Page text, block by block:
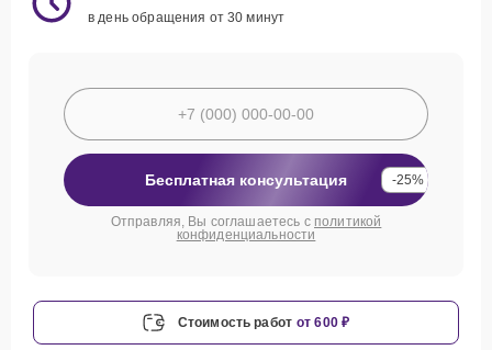
в день обращения от 30 минут
Бесплатная консультация -25%
Отправляя, Вы соглашаетесь с политикой
конфиденциальности
Стоимость работ от 600 ₽